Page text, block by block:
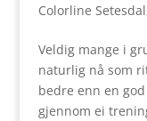
Colorline Setesdal
Veldig mange i
naturlig nå som
bedre enn en
gjennom ei